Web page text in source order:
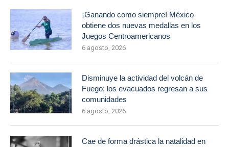
¡Ganando como siempre! México
obtiene dos nuevas medallas en los
Juegos Centroamericanos
6 agosto, 2026
Disminuye la actividad del volcán de
Fuego; los evacuados regresan a sus
comunidades
6 agosto, 2026
Cae de forma drástica la natalidad en